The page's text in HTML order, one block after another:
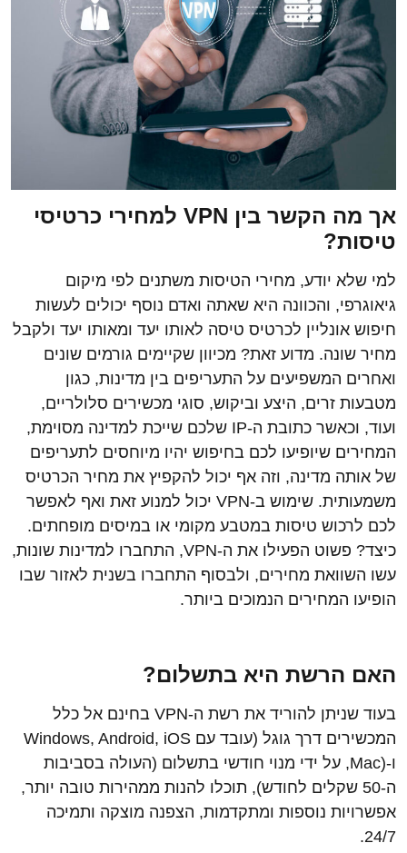
אך מה הקשר בין VPN למחירי כרטיסי
טיסות?
למי שלא יודע, מחירי הטיסות משתנים לפי מיקום
גיאוגרפי, והכוונה היא שאתה ואדם נוסף יכולים לעשות
חיפוש אונליין לכרטיס טיסה לאותו יעד ומאותו יעד ולקבל
מחיר שונה. מדוע זאת? מכיוון שקיימים גורמים שונים
ואחרים המשפיעים על התעריפים בין מדינות, כגון
מטבעות זרים, היצע וביקוש, סוגי מכשירים סלולריים,
ועוד, וכאשר כתובת ה-IP שלכם שייכת למדינה מסוימת,
המחירים שיופיעו לכם בחיפוש יהיו מיוחסים לתעריפים
של אותה מדינה, וזה אף יכול להקפיץ את מחיר הכרטיס
משמעותית. שימוש ב-VPN יכול למנוע זאת ואף לאפשר
לכם לרכוש טיסות במטבע מקומי או במיסים מופחתים.
כיצד? פשוט הפעילו את ה-VPN, התחברו למדינות שונות,
עשו השוואת מחירים, ולבסוף התחברו בשנית לאזור שבו
הופיעו המחירים הנמוכים ביותר.
האם הרשת היא בתשלום?
בעוד שניתן להוריד את רשת ה-VPN בחינם אל כלל
המכשירים דרך גוגל (עובד עם Windows, Android, iOS
ו-(Mac, על ידי מנוי חודשי בתשלום (העולה בסביבות
ה-50 שקלים לחודש), תוכלו להנות ממהירות טובה יותר,
אפשרויות נוספות ומתקדמות, הצפנה מוצקה ותמיכה
24/7.